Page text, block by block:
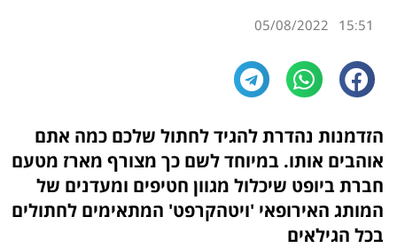
15:51
05/08/2022
הזדמנות נהדרת להגיד לחתול שלכם כמה אתם
אוהבים אותו. במיוחד לשם כך מצורף מארז מטעם
חברת ביופט שיכלול מגוון חטיפים ומעדנים של
המותג האירופאי 'ויטהקרפט' המתאימים לחתולים
בכל הגילאים